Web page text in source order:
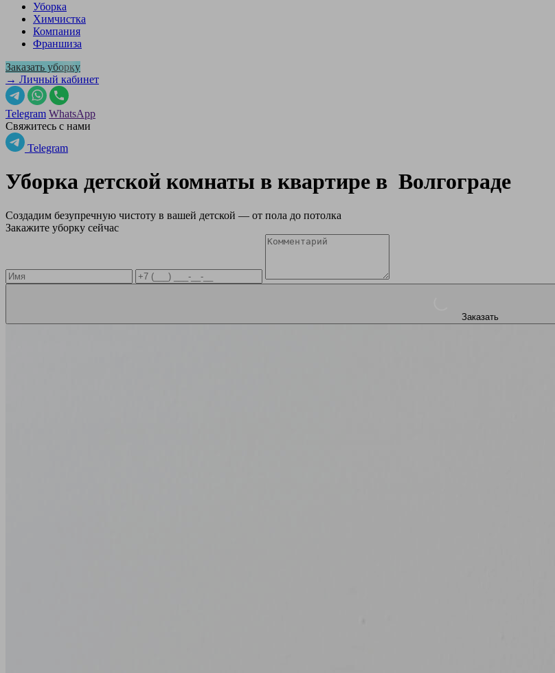
Уборка
Химчистка
Компания
Франшиза
Заказать уборку
→ Личный кабинет
Telegram WhatsApp
Свяжитесь с нами
Telegram
Уборка детской комнаты в квартире в Волгограде
Создадим безупречную чистоту в вашей детской — от пола до потолка
Закажите уборку сейчас
Заказать